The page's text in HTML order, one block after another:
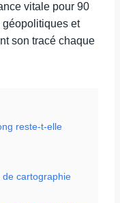
vitale pour 90
et
son tracé chaque
reste-t-elle
de cartographie